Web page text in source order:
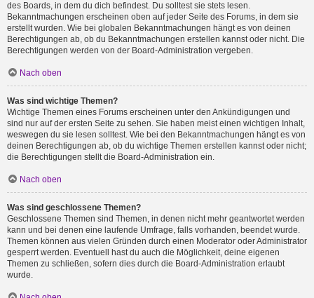
des Boards, in dem du dich befindest. Du solltest sie stets lesen.
Bekanntmachungen erscheinen oben auf jeder Seite des Forums, in dem sie
erstellt wurden. Wie bei globalen Bekanntmachungen hängt es von deinen
Berechtigungen ab, ob du Bekanntmachungen erstellen kannst oder nicht. Die
Berechtigungen werden von der Board-Administration vergeben.
Nach oben
Was sind wichtige Themen?
Wichtige Themen eines Forums erscheinen unter den Ankündigungen und
sind nur auf der ersten Seite zu sehen. Sie haben meist einen wichtigen Inhalt,
weswegen du sie lesen solltest. Wie bei den Bekanntmachungen hängt es von
deinen Berechtigungen ab, ob du wichtige Themen erstellen kannst oder nicht;
die Berechtigungen stellt die Board-Administration ein.
Nach oben
Was sind geschlossene Themen?
Geschlossene Themen sind Themen, in denen nicht mehr geantwortet werden
kann und bei denen eine laufende Umfrage, falls vorhanden, beendet wurde.
Themen können aus vielen Gründen durch einen Moderator oder Administrator
gesperrt werden. Eventuell hast du auch die Möglichkeit, deine eigenen
Themen zu schließen, sofern dies durch die Board-Administration erlaubt
wurde.